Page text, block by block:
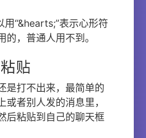
“&hearts;”表示心形符
，普通人用不到。
贴
是打不出来，最简单的
者别人发的消息里，
后粘贴到自己的聊天框